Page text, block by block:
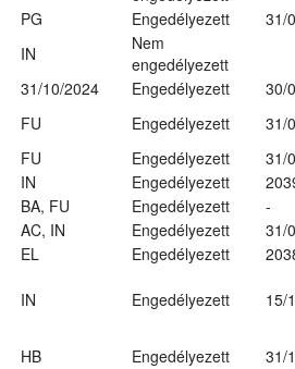
PG Engedélyezett
31/
IN
Nem
engedélyezett
31/10/2024 Engedélyezett
30/
FU Engedélyezett
31/
FU Engedélyezett
31/
IN Engedélyezett
BA, FU Engedélyezett
-
AC, IN Engedélyezett
31/
EL Engedélyezett
IN Engedélyezett 15/
HB Engedélyezett
31/